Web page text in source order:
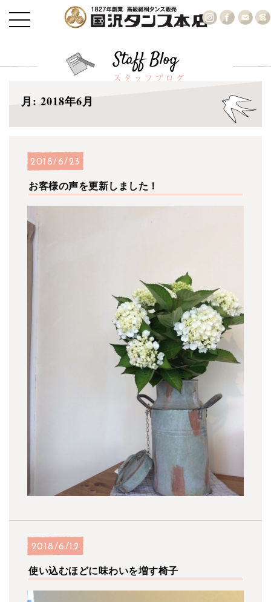
月: 2018年6月
2018/6/23
お客様の声を更新しました！
2018/6/12
使い込むほどに味わいを増す椅子